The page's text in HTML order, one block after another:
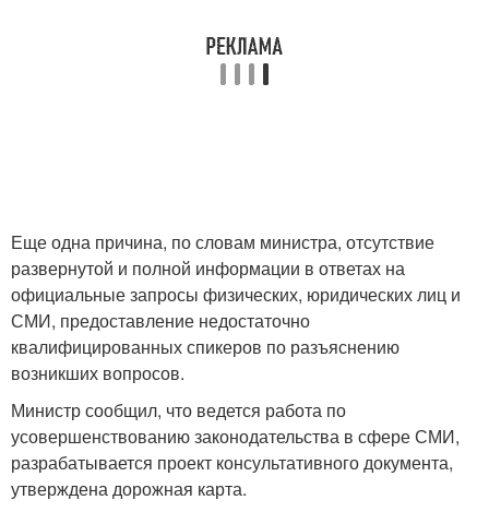
Еще одна причина, по словам министра, отсутствие
развернутой и полной информации в ответах на
официальные запросы физических, юридических лиц и
СМИ, предоставление недостаточно
квалифицированных спикеров по разъяснению
возникших вопросов.
Министр сообщил, что ведется работа по
усовершенствованию законодательства в сфере СМИ,
разрабатывается проект консультативного документа,
утверждена дорожная карта.